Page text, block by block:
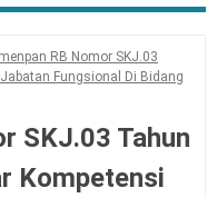
RB Nomor SKJ.03
Fungsional Di Bidang
SKJ.03 Tahun
Kompetensi